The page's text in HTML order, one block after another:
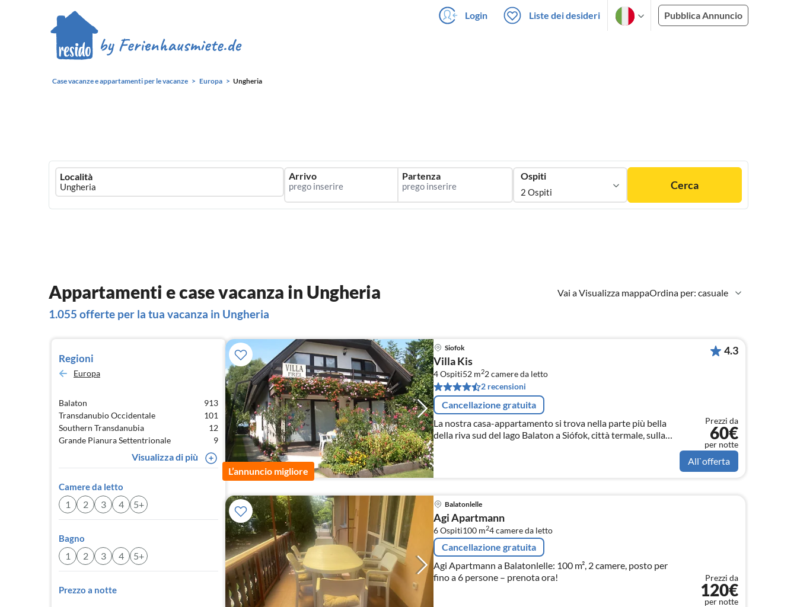
Login Liste dei desideri Pubblica Annuncio
Case vacanze e appartamenti per le vacanze Europa Ungheria
Ferienhausmiete
logo
Località Arrivo Partenza Ospiti
2 Ospiti
Cerca
Vai a Visualizza mappaOrdina per: casuale
Appartamenti e case vacanza in Ungheria
1.055 offerte per la tua vacanza in Ungheria
Regioni
Europa
Balaton
913
Transdanubio Occidentale
101
Southern Transdanubia
12
Grande Pianura Settentrionale
9
Visualizza di più
Camere da letto
1 2 3 4 5+
Bagno
1 2 3 4 5+
Prezzo a notte
L’annuncio migliore
Siofok
Villa Kis
4 Ospiti52 m22camere da letto
2 recensioni
Cancellazione gratuita
La nostra casa-appartamento si trova nella parte più bella
della riva sud del lago Balaton a Siófok, città termale, sulla
Golden Shore sono disponibili 4 appartamenti diversi, molto
belli e ben tenuti.
4.3
Prezzi da
60€
per notte
All`offerta
Balatonlelle
Agi Apartmann
6 Ospiti100 m24camere da letto
Cancellazione gratuita
Agi Apartmann a Balatonlelle: 100 m², 2 camere, posto per
fino a 6 persone – prenota ora!
Prezzi da
120€
per notte